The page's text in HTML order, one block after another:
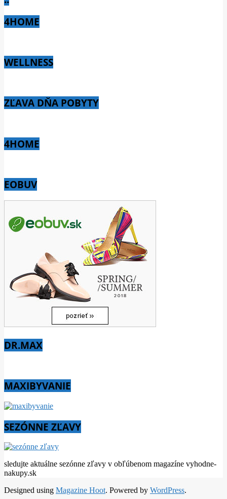
4HOME
WELLNESS
ZĽAVA DŇA POBYTY
4HOME
EOBUV
DR.MAX
MAXIBYVANIE
SEZÓNNE ZĽAVY
sledujte aktuálne sezónne zľavy v obľúbenom magazíne vyhodne-
nakupy.sk
Designed using Magazine Hoot. Powered by WordPress.